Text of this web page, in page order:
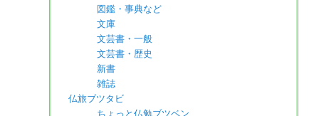
図鑑・事典など
文庫
文芸書・一般
文芸書・歴史
新書
雑誌
仏旅ブツタビ
ちょっと仏勉ブツベン